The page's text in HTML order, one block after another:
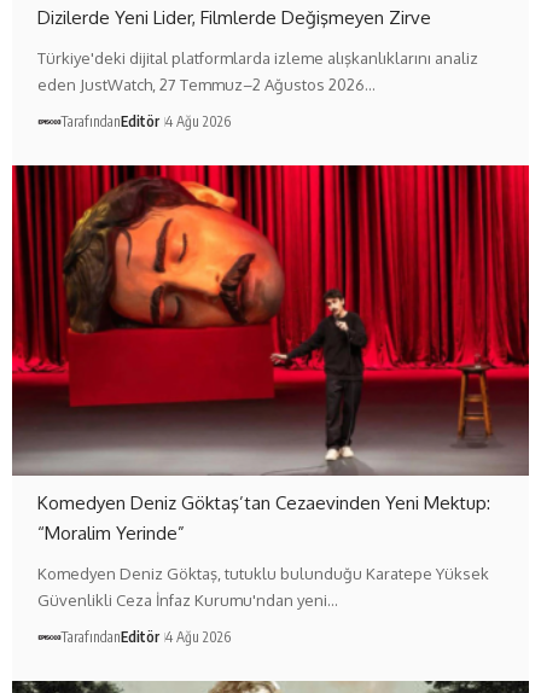
Dizilerde Yeni Lider, Filmlerde Değişmeyen Zirve
Türkiye'deki dijital platformlarda izleme alışkanlıklarını analiz
eden JustWatch, 27 Temmuz–2 Ağustos 2026…
TarafındanEditör 4 Ağu 2026
Komedyen Deniz Göktaş’tan Cezaevinden Yeni Mektup:
“Moralim Yerinde”
Komedyen Deniz Göktaş, tutuklu bulunduğu Karatepe Yüksek
Güvenlikli Ceza İnfaz Kurumu'ndan yeni…
TarafındanEditör 4 Ağu 2026